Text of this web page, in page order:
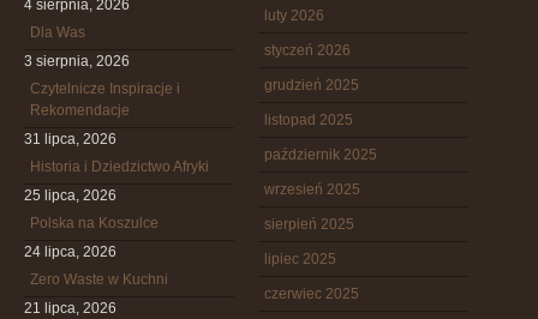
4 sierpnia, 2026
Dla Was
3 sierpnia, 2026
Czytelnicze Inspiracje i
Rekomendacje
31 lipca, 2026
Historia i Dziedzictwo Afryki
25 lipca, 2026
Polska na Koszulce
24 lipca, 2026
Zero Waste w Kuchni
21 lipca, 2026
luty 2026
styczeń 2026
grudzień 2025
listopad 2025
październik 2025
wrzesień 2025
sierpień 2025
lipiec 2025
czerwiec 2025